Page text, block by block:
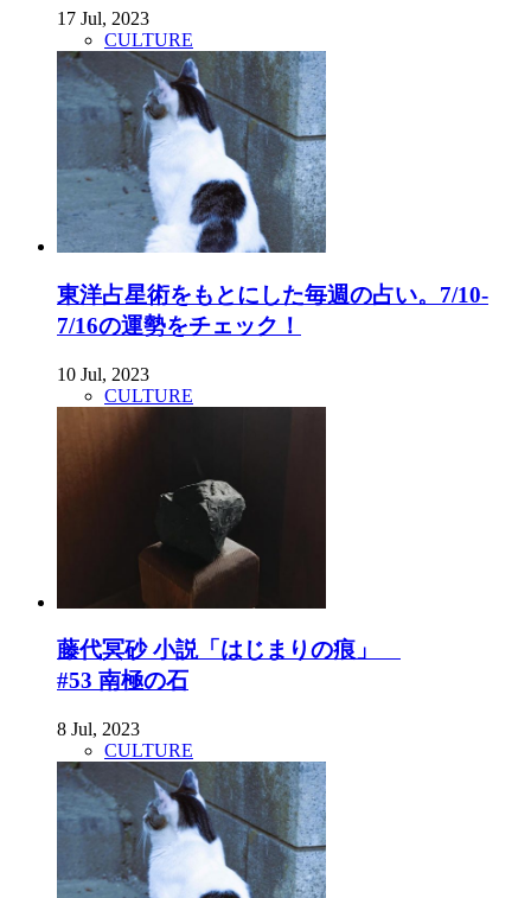
17 Jul, 2023
CULTURE
東洋占星術をもとにした毎週の占い。7/10-
7/16の運勢をチェック！
10 Jul, 2023
CULTURE
藤代冥砂 小説「はじまりの痕」
#53 南極の石
8 Jul, 2023
CULTURE